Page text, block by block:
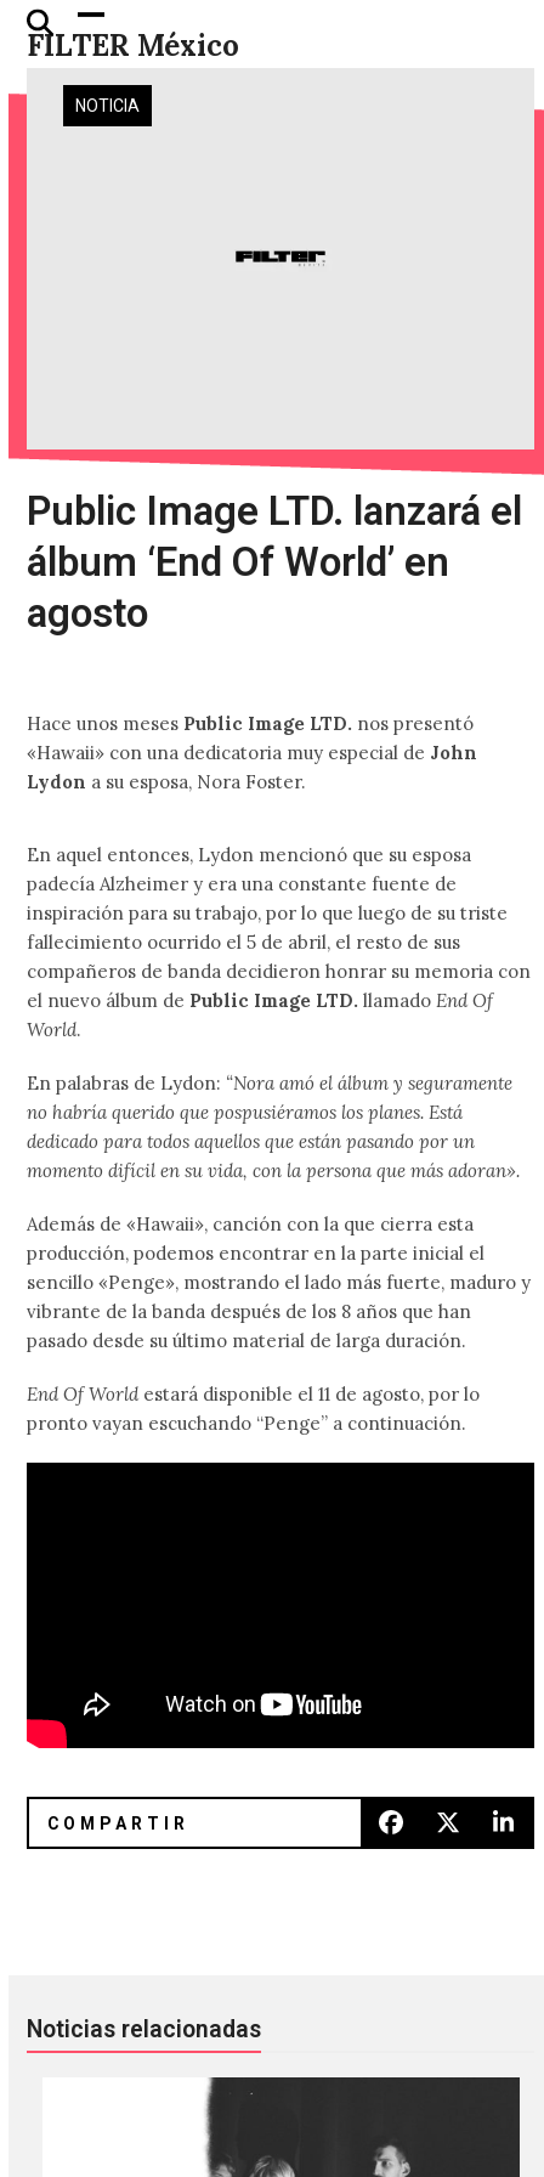
Skip
FILTER México
Open
mobile
menu
Close
mobile
menu
NOTICIA
Public Image LTD. lanzará el
álbum ‘End Of World’ en
agosto
Hace unos meses Public Image LTD. nos presentó
«Hawaii» con una dedicatoria muy especial de John
Lydon a su esposa, Nora Foster.
En aquel entonces, Lydon mencionó que su esposa
padecía Alzheimer y era una constante fuente de
inspiración para su trabajo, por lo que luego de su triste
fallecimiento ocurrido el 5 de abril, el resto de sus
compañeros de banda decidieron honrar su memoria con
el nuevo álbum de Public Image LTD. llamado End Of
World.
En palabras de Lydon: “Nora amó el álbum y seguramente
no habría querido que pospusiéramos los planes. Está
dedicado para todos aquellos que están pasando por un
momento difícil en su vida, con la persona que más adoran».
Además de «Hawaii», canción con la que cierra esta
producción, podemos encontrar en la parte inicial el
sencillo «Penge», mostrando el lado más fuerte, maduro y
vibrante de la banda después de los 8 años que han
pasado desde su último material de larga duración.
End Of World estará disponible el 11 de agosto, por lo
pronto vayan escuchando “Penge” a continuación.
Noticias relacionadas